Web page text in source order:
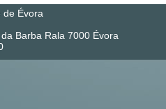
de Évora
Barba Rala 7000 Évora